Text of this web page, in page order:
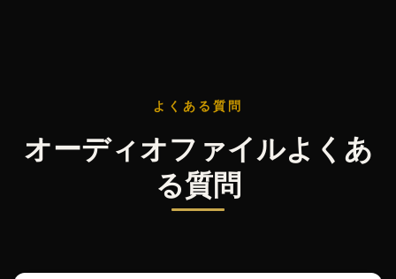
よくある質問
オーディオファイルよくあ
る質問